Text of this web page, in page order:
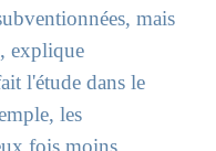
mais
explique
l'étude dans le
les
fois moins